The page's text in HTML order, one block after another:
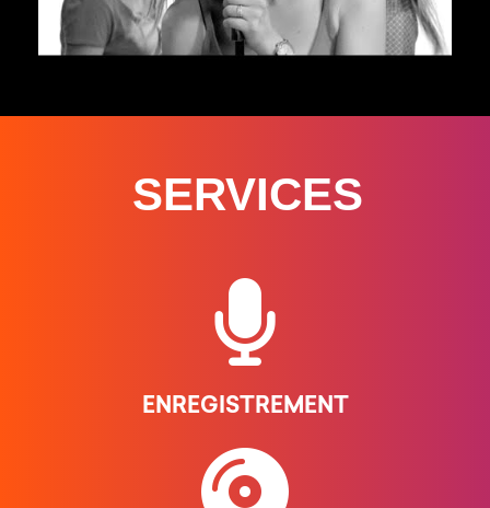
SERVICES
ENREGISTREMENT